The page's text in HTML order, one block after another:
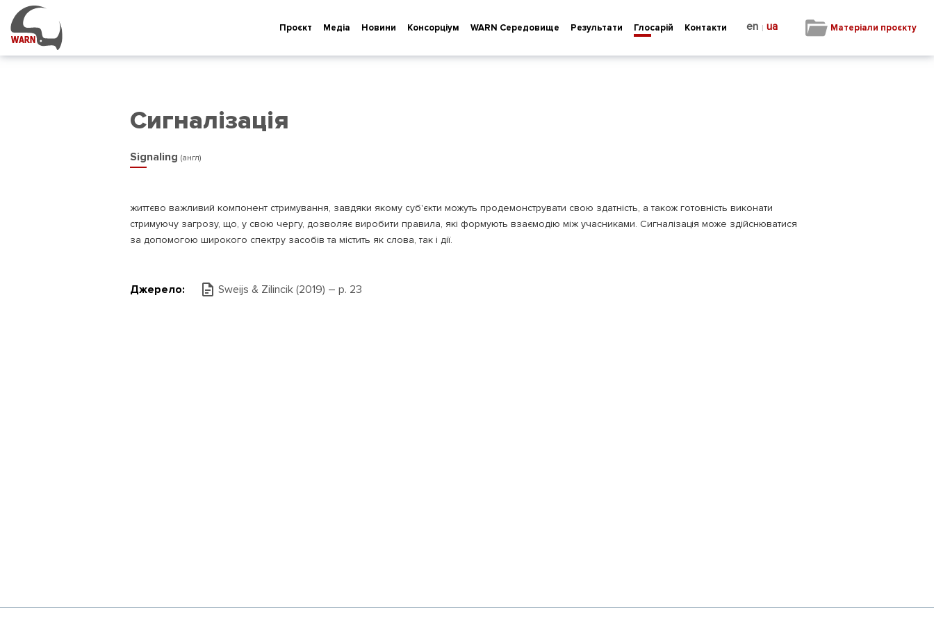
Матеріали проєкту
Проєкт Медіа Новини Консорціум WARN Cередовище Результати Глосарій Контакти en | ua
Сигналізація
Signaling (англ)
життєво важливий компонент стримування, завдяки якому суб'єкти можуть продемонструвати свою здатність, а також готовність виконати
стримуючу загрозу, що, у свою чергу, дозволяє виробити правила, які формують взаємодію між учасниками. Сигналізація може здійснюватися
за допомогою широкого спектру засобів та містить як слова, так і дії.
Джерело: Sweijs & Zilincik (2019) – р. 23